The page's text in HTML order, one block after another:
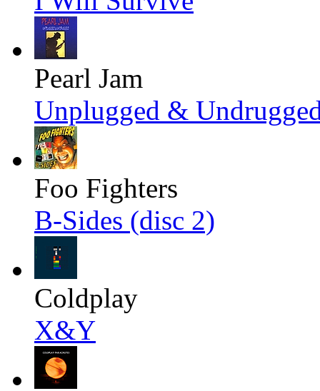
Pearl Jam
Unplugged &
Foo Fighters
B-Sides (disc 2)
Coldplay
X&Y